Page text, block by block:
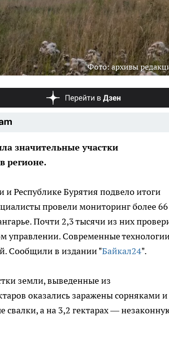
Фото: архивы
значительные участки
регионе.
и Республике Бурятия подвело итоги
провели мониторинг более 66
Почти 2,3 тысячи из них
управлении. Современные
Сообщили в издании "Байкал24".
земли, выведенные из
оказались заражены сорняками и
свалки, а на 3,2 гектарах —